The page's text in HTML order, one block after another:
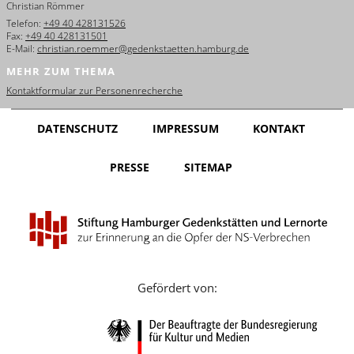
Français
Dansk
Español
Nederlands
Português
Русский
Christian Römmer
Telefon: +49 40 428131526
Fax: +49 40 428131501
E-Mail: christian.roemmer@gedenkstaetten.hamburg.de
MEHR ZUM THEMA
Kontaktformular zur Personenrecherche
DATENSCHUTZ IMPRESSUM KONTAKT
PRESSE SITEMAP
Gefördert von: